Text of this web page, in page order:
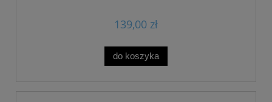
139,00 zł
do koszyka